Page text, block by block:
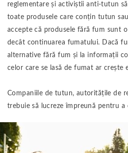
reglementare și activiștii anti-tutun
toate produsele care conțin tutun
accepte că produsele fără fum sunt
decât continuarea fumatului. Dacă
alternative fără fum și la informații
celor care se lasă de fumat ar crește
Companiile de tutun, autoritățile de
trebuie să lucreze împreună pentru